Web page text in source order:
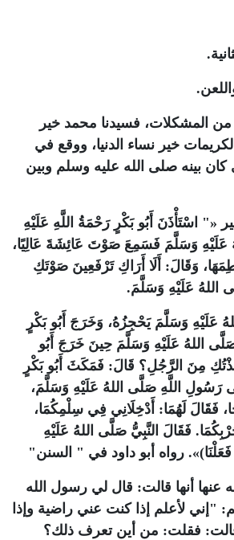
.
.
من المشكلات، فسيدنا محمد خير
خير نساء الدنيا، ووقع في
كان بينه صلى الله عليه وسلم وبين
«" اسْتَأْذَنَ أَبُو بَكْرٍ رَحْمَةُ اللَّهِ عَلَيْهِ
عَلَيْهِ وَسَلَّمَ فَسَمِعَ صَوْتَ عَائِشَةَ عَالِيًا،
وَقَالَ: أَلَا أَرَاكِ تَرْفَعِينَ صَوْتَكِ
اللهُ عَلَيْهِ وَسَلَّمَ.
عَلَيْهِ وَسَلَّمَ يَحْجِزُهُ، وَخَرَجَ أَبُو بَكْرٍ
اللهُ عَلَيْهِ وَسَلَّمَ حِينَ خَرَجَ أَبُو
مِنَ الرَّجُلِ؟ قَالَ: فَمَكَثَ أَبُو بَكْرٍ
رَسُولِ اللَّهِ صَلَّى اللهُ عَلَيْهِ وَسَلَّمَ،
فَقَالَ لَهُمَا: أَدْخِلَانِي فِي سِلْمِكُمَا،
فَقَالَ النَّبِيُّ صَلَّى اللهُ عَلَيْهِ
رواه أبو داود في " السنن"
أنها قالت: قال لي رسول الله
"إني لأعلم إذا كنت عني راضية وإذا
فقلت: من أين تعرف ذلك؟